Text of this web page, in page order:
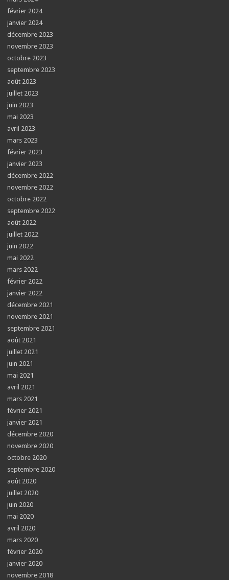
février 2024
janvier 2024
décembre 2023
novembre 2023
octobre 2023
septembre 2023
août 2023
juillet 2023
juin 2023
mai 2023
avril 2023
mars 2023
février 2023
janvier 2023
décembre 2022
novembre 2022
octobre 2022
septembre 2022
août 2022
juillet 2022
juin 2022
mai 2022
mars 2022
février 2022
janvier 2022
décembre 2021
novembre 2021
septembre 2021
août 2021
juillet 2021
juin 2021
mai 2021
avril 2021
mars 2021
février 2021
janvier 2021
décembre 2020
novembre 2020
octobre 2020
septembre 2020
août 2020
juillet 2020
juin 2020
mai 2020
avril 2020
mars 2020
février 2020
janvier 2020
novembre 2018